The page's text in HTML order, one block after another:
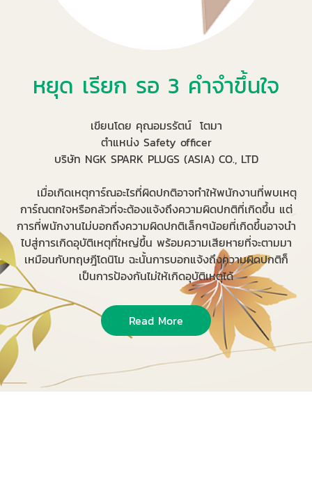
หยุด เรียก รอ 3 คำจำขึ้นใจ
เขียนโดย คุณอมรรัตน์ โตมา
ตำแหน่ง Safety officer
บริษัท NGK SPARK PLUGS (ASIA) CO., LTD
เมื่อเกิดเหตุการ์ณอะไรที่ผิดปกติอาจทำให้พนักงานที่พบเหตุ
การ์ณตกใจหรือกลัวที่จะต้องแจ้งถึงความผิดปกติที่เกิดขึ้น แต่
การที่พนักงานไม่บอกถึงความผิดปกติเล็กๆน้อยที่เกิดขึ้นอาจนำ
ไปสู่การเกิดอุบัติเหตุที่ใหญ่ขึ้น พร้อมความเสียหายที่จะตามมา
เหมือนกับทฤษฎีโดนิโม ฉะนั้นการบอกแจ้งถึงความผิดปกติก็
เป็นการป้องกันไม่ให้เกิดอุบัติเหตุได้
Read More